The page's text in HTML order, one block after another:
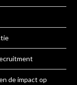
de impact op